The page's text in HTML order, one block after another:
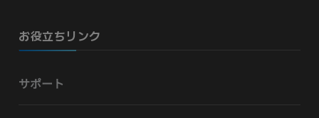
お役立ちリンク
サポート